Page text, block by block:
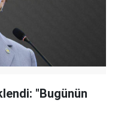
"Bugünün